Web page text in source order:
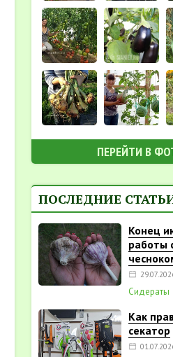
ПЕРЕЙТИ В
ПОСЛЕДНИЕ
Конец
работы
Сидераты
Как
секатор